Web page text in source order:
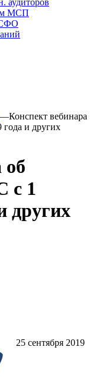
аудиторов
МСП
—Конспект вебинара
и других
об
с 1
других
25 сентября 2019